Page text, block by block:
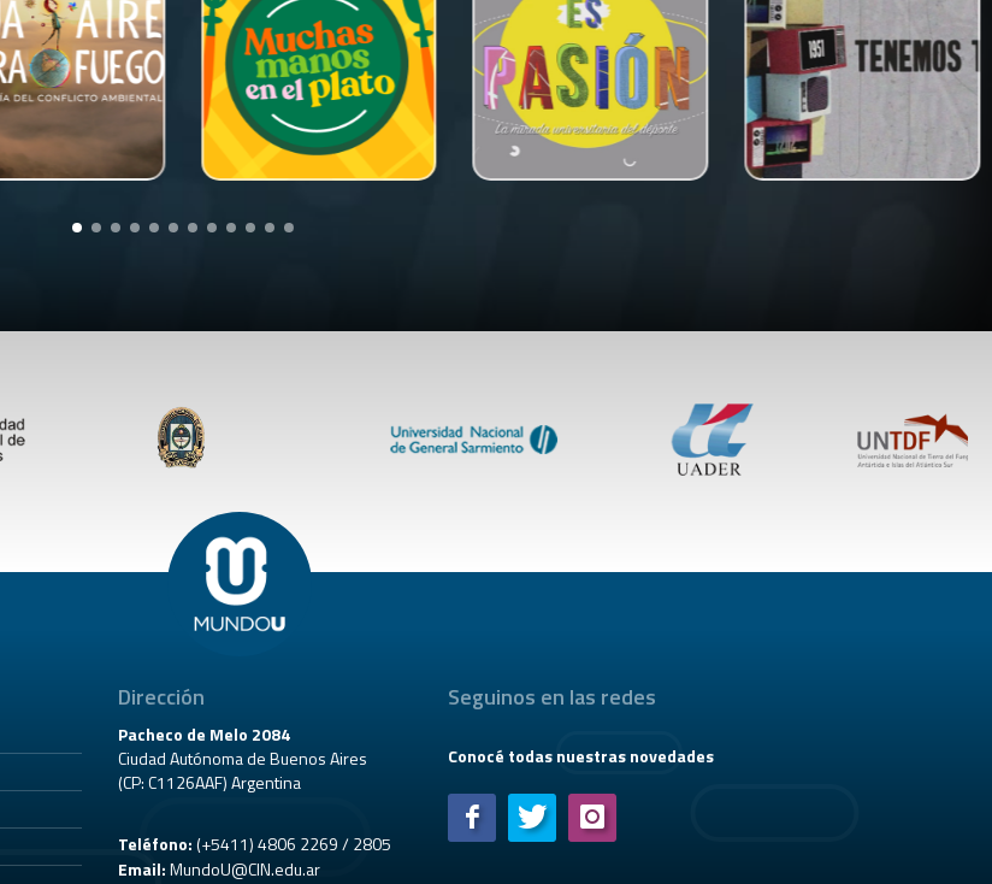
Dirección
Pacheco de Melo 2084
Ciudad Autónoma de Buenos Aires
(CP: C1126AAF) Argentina
Teléfono:(+5411) 4806 2269 / 2805
Email:MundoU@CIN.edu.ar
Seguinos en las redes
Conocé todas nuestras novedades